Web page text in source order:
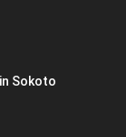
Sokoto